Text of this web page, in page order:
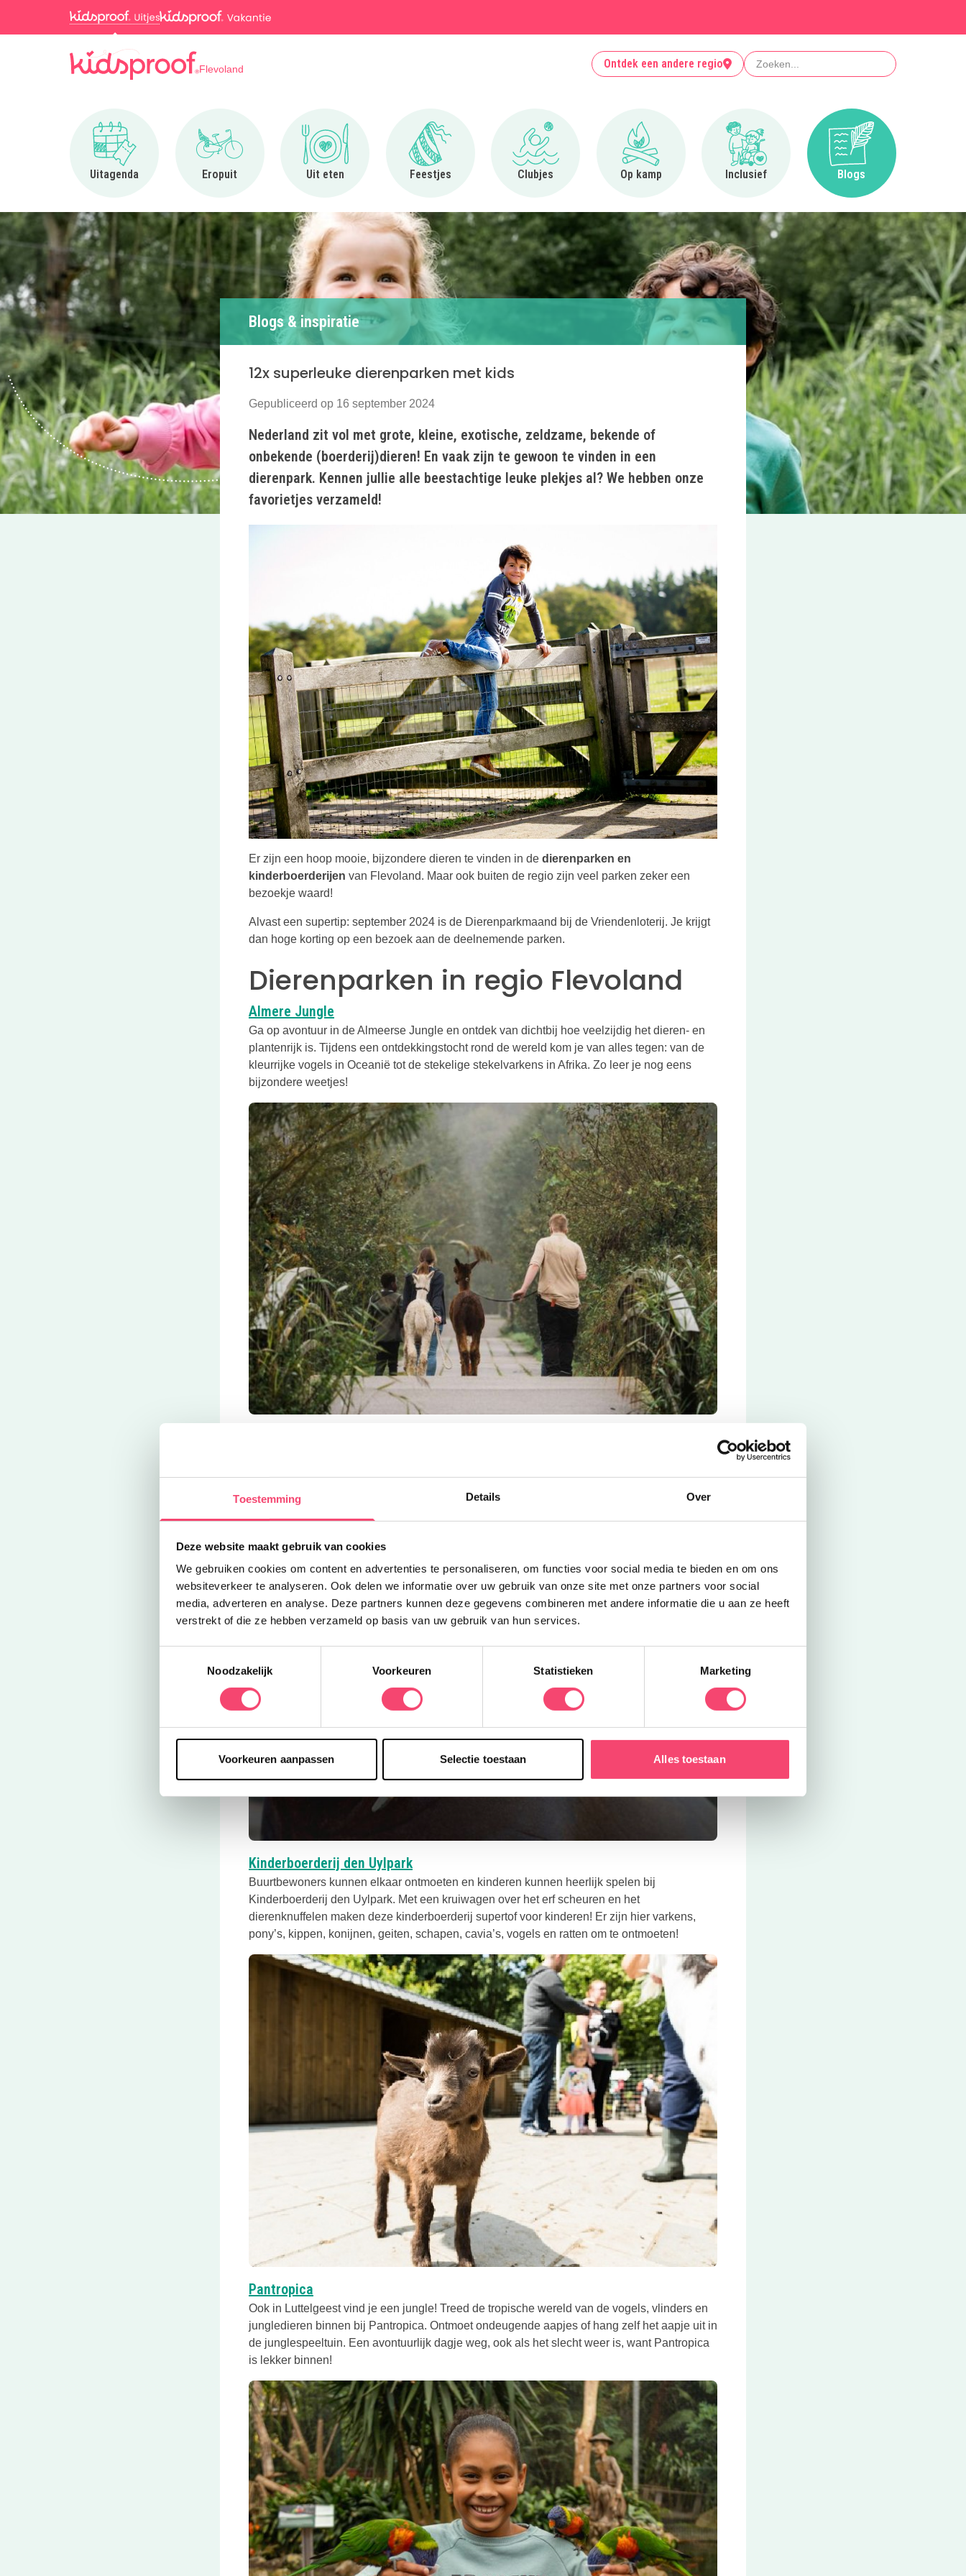
Toestemming Details Over
Deze website maakt gebruik van cookies
We gebruiken cookies om content en advertenties te personaliseren, om functies voor social media te bieden en om ons
websiteverkeer te analyseren. Ook delen we informatie over uw gebruik van onze site met onze partners voor social
media, adverteren en analyse. Deze partners kunnen deze gegevens combineren met andere informatie die u aan ze heeft
verstrekt of die ze hebben verzameld op basis van uw gebruik van hun services.
Noodzakelijk
Voorkeuren Statistieken Marketing
Voorkeuren aanpassen Selectie toestaan Alles toestaan
Flevoland Ontdek een andere regio Zoeken
Uitagenda
Ga naar Uitagenda
Eropuit
Ga naar Eropuit
Uit eten
Ga naar Uit eten
Feestjes
Ga naar Feestjes
Clubjes
Ga naar Clubjes
Op kamp
Ga naar Op kamp
Inclusief
Ga naar Inclusief
Blogs
Ga naar Blogs
Blogs & inspiratie
12x superleuke dierenparken met kids
Gepubliceerd op 16 september 2024
Nederland zit vol met grote, kleine, exotische, zeldzame, bekende of
onbekende (boerderij)dieren! En vaak zijn te gewoon te vinden in een
dierenpark. Kennen jullie alle beestachtige leuke plekjes al? We hebben onze
favorietjes verzameld!
Er zijn een hoop mooie, bijzondere dieren te vinden in de dierenparken en
kinderboerderijen van Flevoland. Maar ook buiten de regio zijn veel parken zeker een
bezoekje waard!
Alvast een supertip: september 2024 is de Dierenparkmaand bij de Vriendenloterij. Je krijgt
dan hoge korting op een bezoek aan de deelnemende parken.
Dierenparken in regio Flevoland
Almere Jungle
Ga op avontuur in de Almeerse Jungle en ontdek van dichtbij hoe veelzijdig het dieren- en
plantenrijk is. Tijdens een ontdekkingstocht rond de wereld kom je van alles tegen: van de
kleurrijke vogels in Oceanië tot de stekelige stekelvarkens in Afrika. Zo leer je nog eens
bijzondere weetjes!
show, bulderende zeeleeuwen spatten je nat en roggen laten zich zelfs door je kietelen! In
de waterspeeltuin kunnen kinderen zelf ook heerlijk spetteren!
Kinderboerderij den UylparkDeze link opent in een nieuwe tab
Buurtbewoners kunnen elkaar ontmoeten en kinderen kunnen heerlijk spelen bij
Kinderboerderij den Uylpark. Met een kruiwagen over het erf scheuren en het
dierenknuffelen maken deze kinderboerderij supertof voor kinderen! Er zijn hier varkens,
pony’s, kippen, konijnen, geiten, schapen, cavia’s, vogels en ratten om te ontmoeten!
Pantropica
Ook in Luttelgeest vind je een jungle! Treed de tropische wereld van de vogels, vlinders en
jungledieren binnen bij Pantropica. Ontmoet ondeugende aapjes of hang zelf het aapje uit in
de junglespeeltuin. Een avontuurlijk dagje weg, ook als het slecht weer is, want Pantropica
is lekker binnen!
Doe mee en maak kans op één van de 5 gezinstickets voor
Kasteel de Haar!